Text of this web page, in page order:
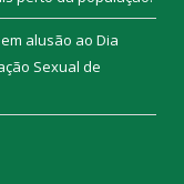
alusão ao Dia
Sexual de